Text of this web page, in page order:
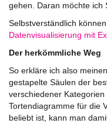
gehen. Daran möchte ich
Selbstverständlich
Datenvisualisierung mit
Der herkömmliche Weg
So erkläre ich also
gestapelte Säulen der
verschiedener
Tortendiagramme für die
beliebt ist, kann man